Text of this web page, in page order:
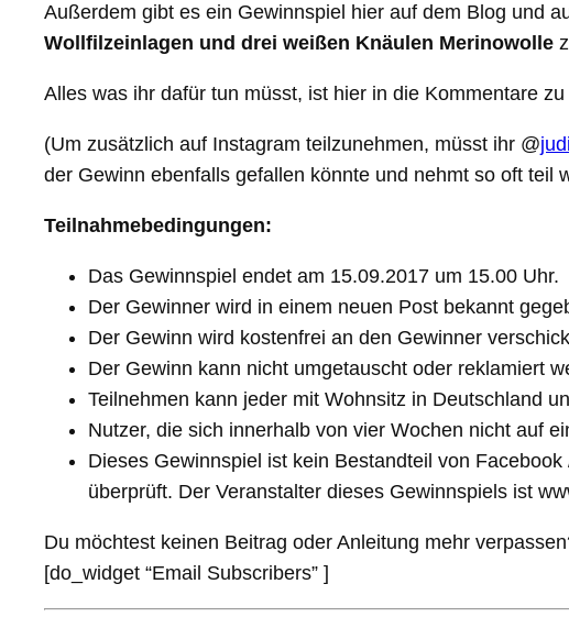
Außerdem gibt es ein Gewinnspiel hier auf dem Blog und
Wollfilzeinlagen und drei weißen Knäulen Merinowolle
Alles was ihr dafür tun müsst, ist hier in die Kommentare
(Um zusätzlich auf Instagram teilzunehmen, müsst ihr @
der Gewinn ebenfalls gefallen könnte und nehmt so oft teil
Teilnahmebedingungen:
Das Gewinnspiel endet am 15.09.2017 um 15.00 Uhr.
Der Gewinner wird in einem neuen Post bekannt
Der Gewinn wird kostenfrei an den Gewinner
Der Gewinn kann nicht umgetauscht oder reklamiert
Teilnehmen kann jeder mit Wohnsitz in Deutschland
Nutzer, die sich innerhalb von vier Wochen nicht auf
Dieses Gewinnspiel ist kein Bestandteil von
überprüft. Der Veranstalter dieses Gewinnspiels ist
Du möchtest keinen Beitrag oder Anleitung mehr
[do_widget “Email Subscribers” ]